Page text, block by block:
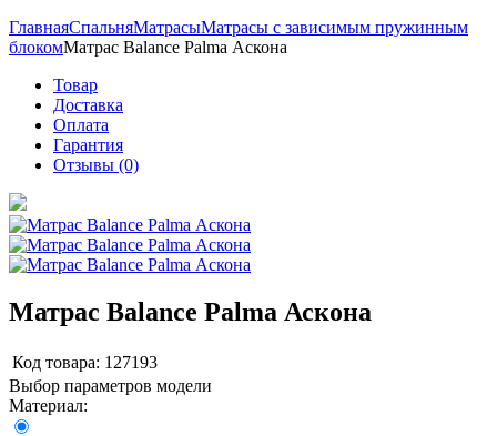
ГлавнаяСпальняМатрасыМатрасы с зависимым пружинным
блокомМатрас Balance Palma Аскона
Товар
Доставка
Оплата
Гарантия
Отзывы (0)
Матрас Balance Palma Аскона
Код товара: 127193
Выбор параметров модели
Материал: